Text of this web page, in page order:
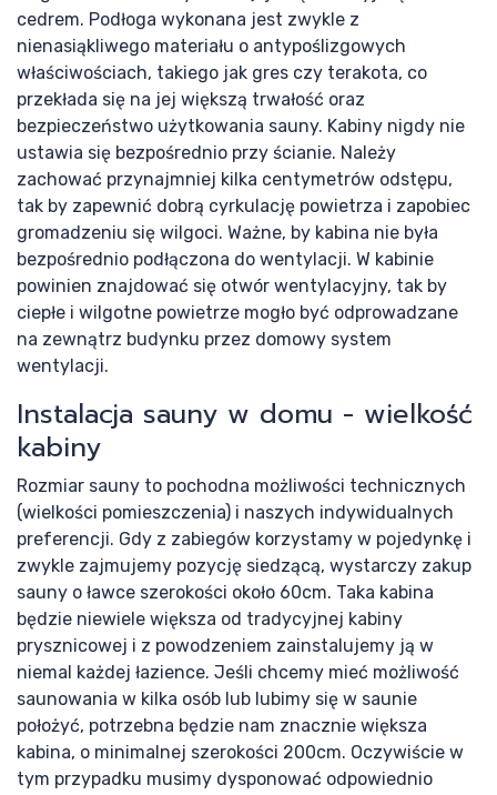
cedrem. Podłoga wykonana jest zwykle z
nienasiąkliwego materiału o antypoślizgowych
właściwościach, takiego jak gres czy terakota, co
przekłada się na jej większą trwałość oraz
bezpieczeństwo użytkowania sauny. Kabiny nigdy nie
ustawia się bezpośrednio przy ścianie. Należy
zachować przynajmniej kilka centymetrów odstępu,
tak by zapewnić dobrą cyrkulację powietrza i zapobiec
gromadzeniu się wilgoci. Ważne, by kabina nie była
bezpośrednio podłączona do wentylacji. W kabinie
powinien znajdować się otwór wentylacyjny, tak by
ciepłe i wilgotne powietrze mogło być odprowadzane
na zewnątrz budynku przez domowy system
wentylacji.
Instalacja sauny w domu - wielkość
kabiny
Rozmiar sauny to pochodna możliwości technicznych
(wielkości pomieszczenia) i naszych indywidualnych
preferencji. Gdy z zabiegów korzystamy w pojedynkę i
zwykle zajmujemy pozycję siedzącą, wystarczy zakup
sauny o ławce szerokości około 60cm. Taka kabina
będzie niewiele większa od tradycyjnej kabiny
prysznicowej i z powodzeniem zainstalujemy ją w
niemal każdej łazience. Jeśli chcemy mieć możliwość
saunowania w kilka osób lub lubimy się w saunie
położyć, potrzebna będzie nam znacznie większa
kabina, o minimalnej szerokości 200cm. Oczywiście w
tym przypadku musimy dysponować odpowiednio